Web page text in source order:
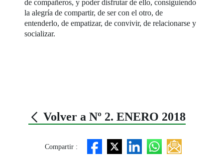
de compañeros, y poder disfrutar de ello, consiguiendo
la alegría de compartir, de ser con el otro, de
entenderlo, de empatizar, de convivir, de relacionarse y
socializar.
Volver a Nº 2. ENERO 2018
Compartir :